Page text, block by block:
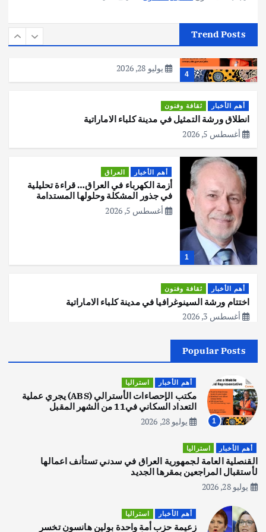
Trend Posts
4
مكتب الإحصاءات الأسترالي (ABS) يجري
عملية التعداد السكاني في11 من الشهر
يوليو 28, 2026
أهم الأخبار ثقافة وفنون
انطلاق ورشة التمثيل في مدينة كلباء الاماراتية
أغسطس 5, 2026
1
أهم الأخبار العراق
أزمة الكهرباء في العراق… قراءة تحليلية
في جذور المشكلة وحلولها المستدامة
أغسطس 5, 2026
أهم الأخبار ثقافة وفنون
اختتام ورشة السينوغرافيا في مدينة كلباء الاماراتية
أغسطس 3, 2026
2
اصبح بطلاً لأستراليا بلعبة كمال الاجسام
يوليو 30, 2026
3
يوليو 30, 2026
Popular Posts
1
أهم الأخبار استراليا
مكتب الإحصاءات الأسترالي (ABS) يجري عملية
التعداد السكاني في11 من الشهر المقبل
يوليو 28, 2026
أهم الأخبار استراليا
القنصلية العامة لجمهورية العراق في سدني تستأنف اعمالها
لأستقبال المراجعين بمقرها الجديد
يوليو 28, 2026
أهم الأخبار استراليا
زعيمة حزب أمة واحدة بولين هانسون تخسر